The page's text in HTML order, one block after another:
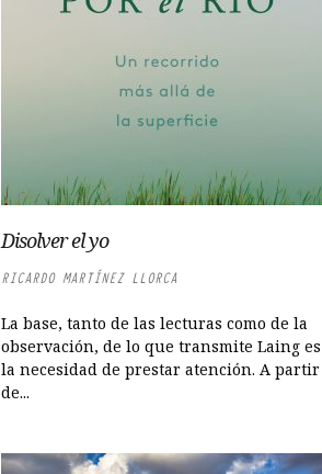
Disolver el yo
RICARDO MARTÍNEZ LLORCA
La base, tanto de las lecturas como de la
observación, de lo que transmite Laing es
la necesidad de prestar atención. A partir
de...